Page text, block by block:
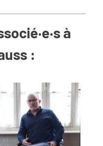
à
: